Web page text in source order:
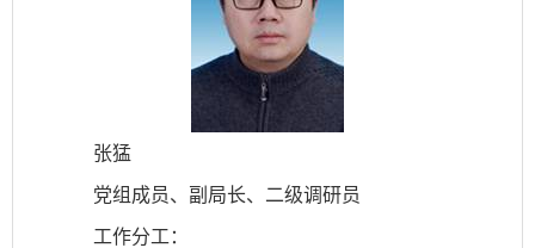
张猛
党组成员、副局长、二级调研员
工作分工：